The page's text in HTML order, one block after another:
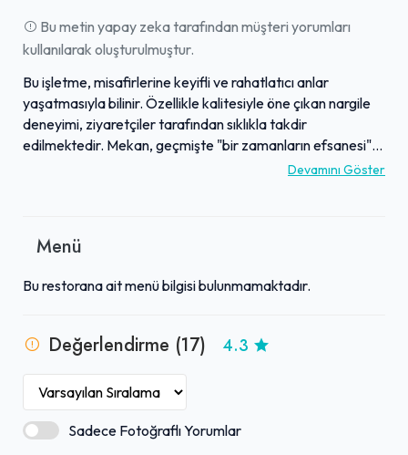
Bu metin yapay zeka tarafından müşteri yorumları
kullanılarak oluşturulmuştur.
Bu işletme, misafirlerine keyifli ve rahatlatıcı anlar
yaşatmasıyla bilinir. Özellikle kalitesiyle öne çıkan nargile
deneyimi, ziyaretçiler tarafından sıklıkla takdir
edilmektedir. Mekan, geçmişte "bir zamanların efsanesi"
olarak tanımlanan, köklü ve bilinen bir yerdir. Ziyaretçiler,
Devamını Göster
Menü
Bu restorana ait menü bilgisi bulunmamaktadır.
Değerlendirme (17) 4.3
Sadece Fotoğraflı Yorumlar